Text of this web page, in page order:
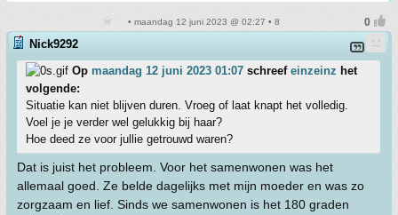
• maandag 12 juni 2023 @ 02:27 • 8
Nick9292
Op maandag 12 juni 2023 01:07 schreef einzeinz het
volgende:
Situatie kan niet blijven duren. Vroeg of laat knapt het volledig.
Voel je je verder wel gelukkig bij haar?
Hoe deed ze voor jullie getrouwd waren?
Dat is juist het probleem. Voor het samenwonen was het
allemaal goed. Ze belde dagelijks met mijn moeder en was zo
zorgzaam en lief. Sinds we samenwonen is het 180 graden